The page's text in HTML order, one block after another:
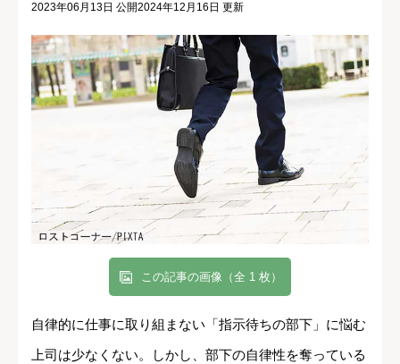
2023年06月13日 公開2024年12月16日 更新
この記事の画像（全 1 枚）
自律的に仕事に取り組まない「指示待ちの部下」に悩む
上司は少なくない。しかし、部下の自律性を奪っている